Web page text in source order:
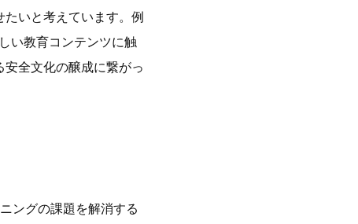
いと考えています。例
い教育コンテンツに触
全文化の醸成に繋がっ
ングの課題を解消する